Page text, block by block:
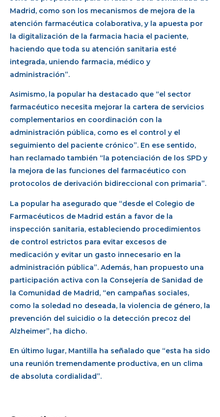
Madrid, como son los mecanismos de mejora de la
atención farmacéutica colaborativa, y la apuesta por
la digitalización de la farmacia hacia el paciente,
haciendo que toda su atención sanitaria esté
integrada, uniendo farmacia, médico y
administración”.
Asimismo, la popular ha destacado que “el sector
farmacéutico necesita mejorar la cartera de servicios
complementarios en coordinación con la
administración pública, como es el control y el
seguimiento del paciente crónico”. En ese sentido,
han reclamado también “la potenciación de los SPD y
la mejora de las funciones del farmacéutico con
protocolos de derivación bidireccional con primaria”.
La popular ha asegurado que “desde el Colegio de
Farmacéuticos de Madrid están a favor de la
inspección sanitaria, estableciendo procedimientos
de control estrictos para evitar excesos de
medicación y evitar un gasto innecesario en la
administración pública”. Además, han propuesto una
participación activa con la Consejería de Sanidad de
la Comunidad de Madrid, “en campañas sociales,
como la soledad no deseada, la violencia de género, la
prevención del suicidio o la detección precoz del
Alzheimer”, ha dicho.
En último lugar, Mantilla ha señalado que “esta ha sido
una reunión tremendamente productiva, en un clima
de absoluta cordialidad”.